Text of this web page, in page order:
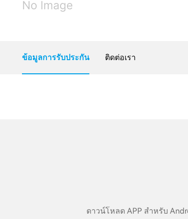
ข้อมูลการรับประกัน ติดต่อเรา
ดาวน์โหลด APP สำหรับ